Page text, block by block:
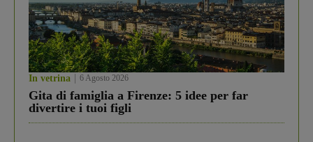
In vetrina 6 Agosto 2026
Gita di famiglia a Firenze: 5 idee per far
divertire i tuoi figli